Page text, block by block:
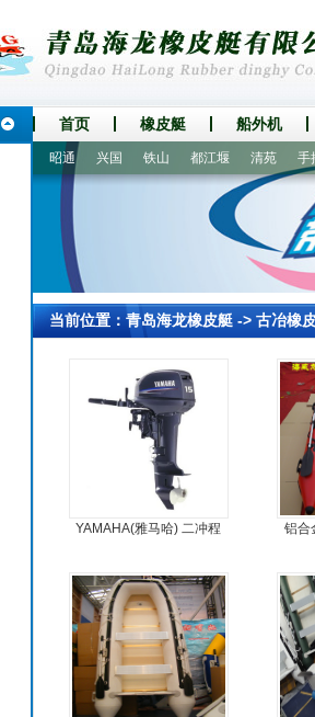
首页 橡皮艇 船外机
兴国 铁山 都江堰 清苑 手摇螺
当前位置： 青岛海龙橡皮艇-> 古冶橡
YAMAHA(雅马哈) 二冲程
铝合